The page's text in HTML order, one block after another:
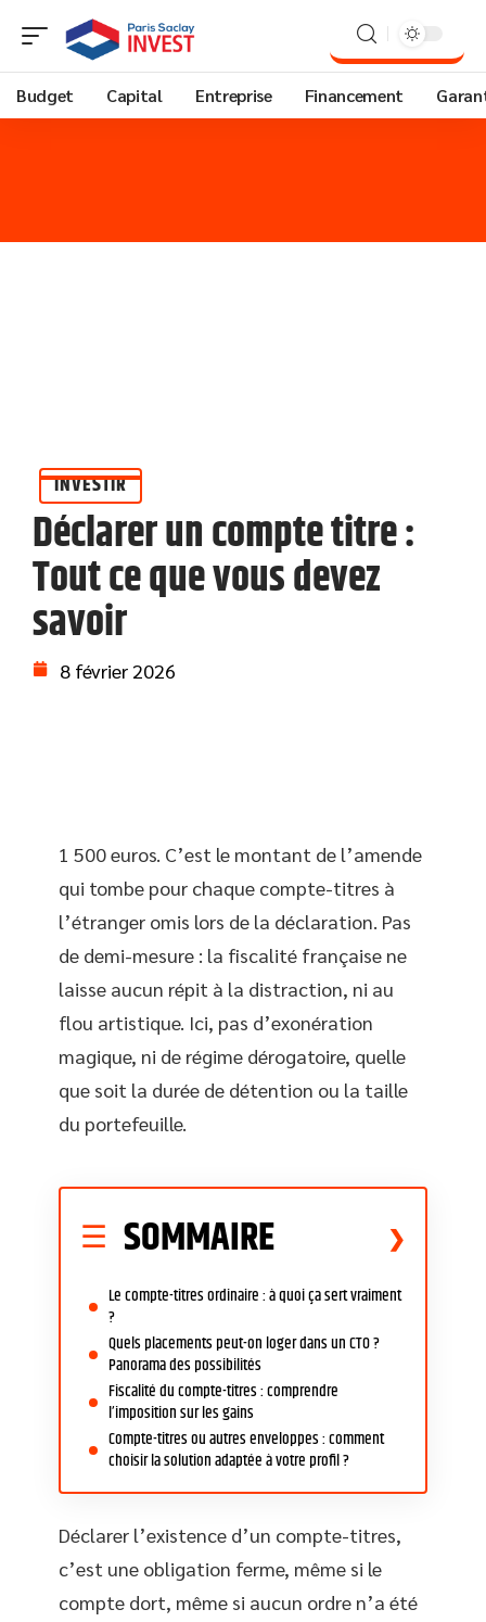
Budget Capital Entreprise Financement
INVESTIR
Déclarer un compte titre :
Tout ce que vous devez
savoir
8 février 2026
1 500 euros. C’est le montant de l’amende
qui tombe pour chaque compte-titres à
l’étranger omis lors de la déclaration. Pas
de demi-mesure : la fiscalité française ne
laisse aucun répit à la distraction, ni au
flou artistique. Ici, pas d’exonération
magique, ni de régime dérogatoire, quelle
que soit la durée de détention ou la taille
du portefeuille.
SOMMAIRE
Le compte-titres ordinaire : à quoi ça sert vraiment
?
Quels placements peut-on loger dans un CTO ?
Panorama des possibilités
Fiscalité du compte-titres : comprendre
l’imposition sur les gains
Compte-titres ou autres enveloppes : comment
choisir la solution adaptée à votre profil ?
Déclarer l’existence d’un compte-titres,
c’est une obligation ferme, même si le
compte dort, même si aucun ordre n’a été